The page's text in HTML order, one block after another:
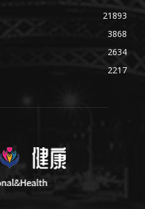
21893
3868
2634
2217